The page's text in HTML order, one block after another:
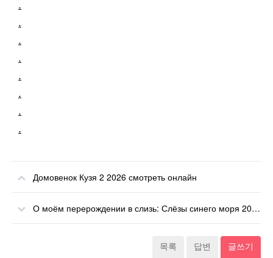
.
.
.
.
.
.
.
.
Домовенок Кузя 2 2026 смотреть онлайн
О моём перерождении в слизь: Слёзы синего моря 2026 смотреть онлайн
목록 답변 글쓰기